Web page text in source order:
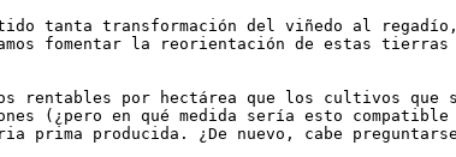
tanta transformación del viñedo al
fomentar la reorientación de estas
rentables por hectárea que los cultivos que
(¿pero en qué medida sería esto
producida. ¿De nuevo, cabe